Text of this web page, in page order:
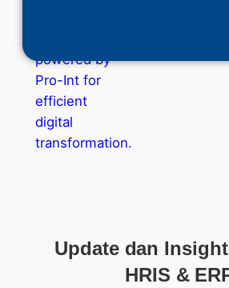
Update dan
HRIS &